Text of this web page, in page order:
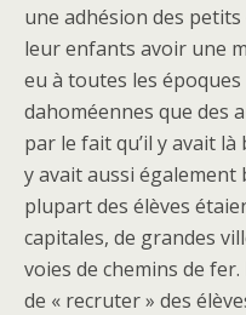
une adhésion des
leur enfants avoir une
eu à toutes les
dahoméennes que des
par le fait qu’il y avait
y avait aussi également
plupart des élèves
capitales, de grandes
voies de chemins de
de « recruter » des